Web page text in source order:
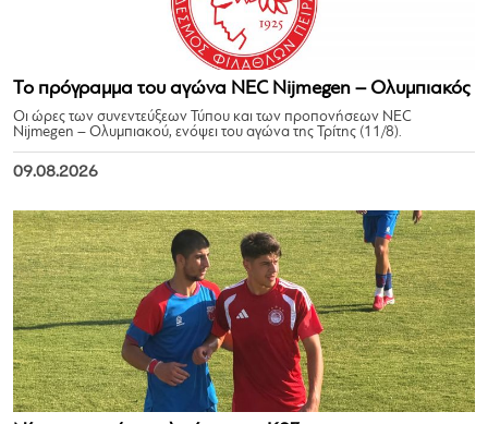
Το πρόγραμμα του αγώνα NEC Nijmegen – Ολυμπιακός
Οι ώρες των συνεντεύξεων Τύπου και των προπονήσεων NEC
Nijmegen – Ολυμπιακού, ενόψει του αγώνα της Τρίτης (11/8).
09.08.2026